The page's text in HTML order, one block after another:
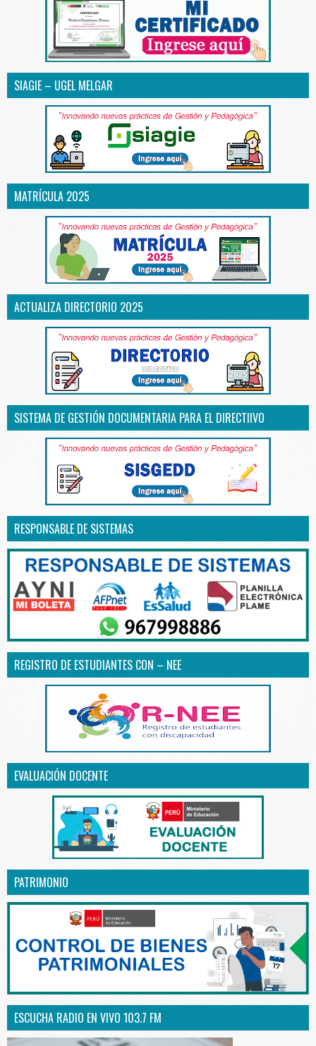
SIAGIE – UGEL MELGAR
MATRÍCULA 2025
ACTUALIZA DIRECTORIO 2025
SISTEMA DE GESTIÓN DOCUMENTARIA PARA EL DIRECTIIVO
RESPONSABLE DE SISTEMAS
REGISTRO DE ESTUDIANTES CON – NEE
EVALUACIÓN DOCENTE
PATRIMONIO
ESCUCHA RADIO EN VIVO 103.7 FM